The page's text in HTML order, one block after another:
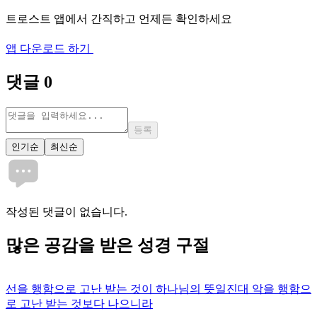
트로스트 앱에서 간직하고 언제든 확인하세요
앱 다운로드 하기
댓글 0
등록
인기순
최신순
작성된 댓글이 없습니다.
많은 공감을 받은 성경 구절
선을 행함으로 고난 받는 것이 하나님의 뜻일진대 악을 행함으
로 고난 받는 것보다 나으니라